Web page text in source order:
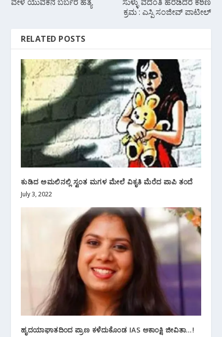
ಕ್ರಮ : ಎಸ್ಪಿ ಸಂಜೀವ್ ಪಾಟೀಲ್
RELATED POSTS
ಕುಡಿದ ಅಮಲಿನಲ್ಲಿ ಸ್ವಂತ ಮಗಳ ಮೇಲೆ ವಿಕೃತಿ ಮೆರೆದ ಪಾಪಿ ತಂದೆ
July 3, 2022
ಹೃದಯಾಘಾತದಿಂದ ಪ್ರಾಣ ಕಳೆದುಕೊಂಡ IAS ಆಕಾಂಕ್ಷಿ ಜೀವಿತಾ…!